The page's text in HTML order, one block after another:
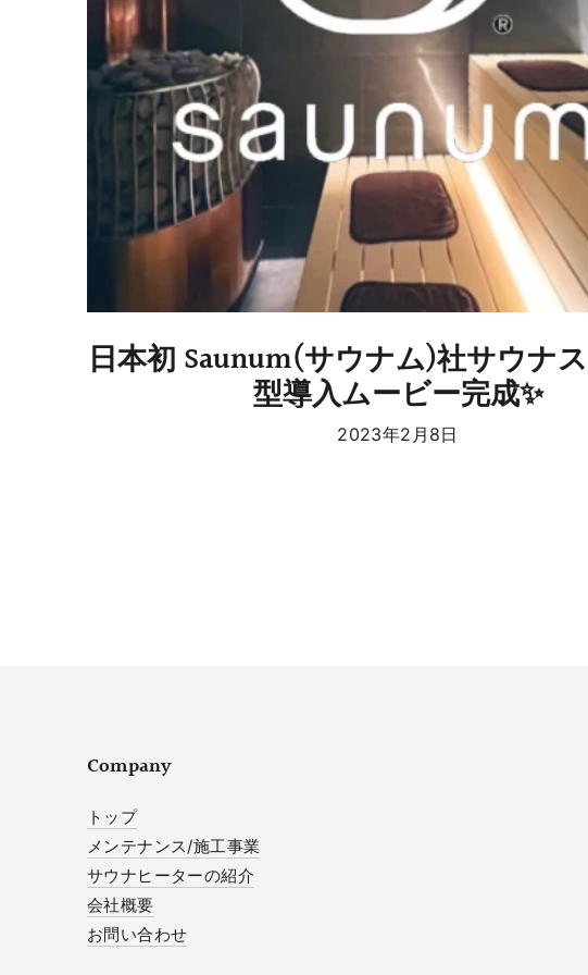
日本初 Saunum(サウナム)社サウナ
型導入ムービー完成✨
2023年2月8日
Company
トップ
メンテナンス/施工事業
サウナヒーターの紹介
会社概要
お問い合わせ